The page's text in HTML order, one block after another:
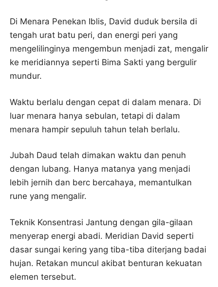
Di Menara Penekan Iblis, David duduk bersila di
tengah urat batu peri, dan energi peri yang
mengelilinginya mengembun menjadi zat, mengalir
ke meridiannya seperti Bima Sakti yang bergulir
mundur.
Waktu berlalu dengan cepat di dalam menara. Di
luar menara hanya sebulan, tetapi di dalam
menara hampir sepuluh tahun telah berlalu.
Jubah Daud telah dimakan waktu dan penuh
dengan lubang. Hanya matanya yang menjadi
lebih jernih dan berc bercahaya, memantulkan
rune yang mengalir.
Teknik Konsentrasi Jantung dengan gila-gilaan
menyerap energi abadi. Meridian David seperti
dasar sungai kering yang tiba-tiba diterjang badai
hujan. Retakan muncul akibat benturan kekuatan
elemen tersebut.